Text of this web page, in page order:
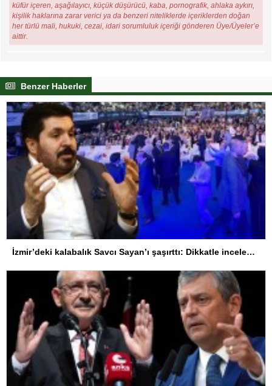
küfür içeren, aşağılayıcı, küçük düşürücü, kaba, pornografik, ahlaka aykırı,
kişilik haklarına zarar verici ya da benzeri niteliklerde içeriklerden doğan
her türlü mali, hukuki, cezai, idari sorumluluk içeriği gönderen Üye/Üyeler’e
aittir.
Benzer Haberler
İzmir’deki kalabalık Savcı Sayan’ı şaşırttı: Dikkatle incelenmelidir